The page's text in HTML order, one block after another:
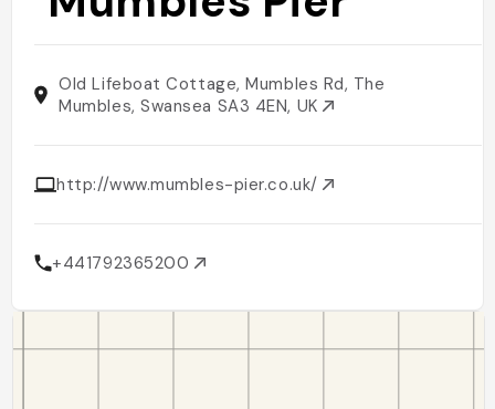
Old Lifeboat Cottage, Mumbles Rd, The
Mumbles, Swansea SA3 4EN, UK
http://www.mumbles-pier.co.uk/
+441792365200